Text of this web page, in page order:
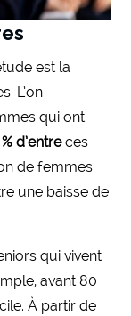
est la
L’on
qui ont
d’entreces
de femmes
une baisse de
qui vivent
avant 80
À partir de